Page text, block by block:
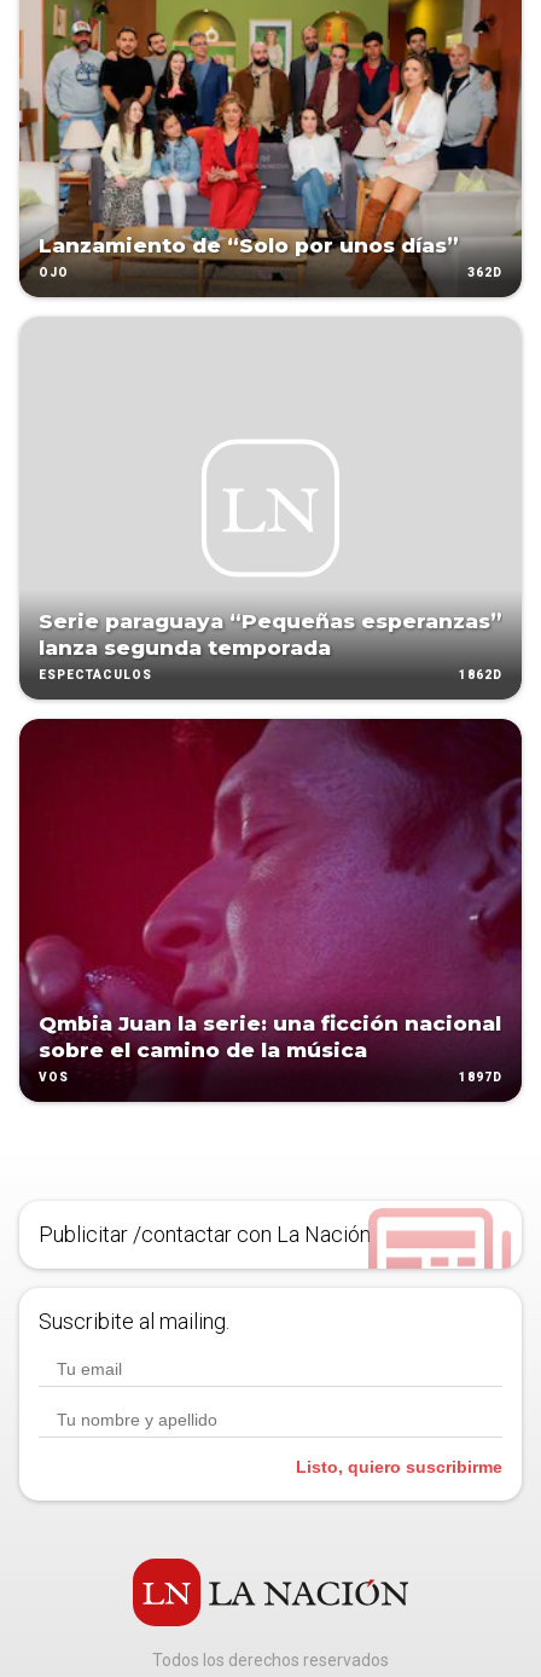
Lanzamiento de “Solo por unos días”
OJO 362D
Serie paraguaya “Pequeñas esperanzas”
lanza segunda temporada
ESPECTÁCULOS 1862D
Qmbia Juan la serie: una ficción nacional
sobre el camino de la música
VOS 1897D
Publicitar /contactar con La Nación
Suscribite al mailing.
Listo, quiero suscribirme
Todos los derechos reservados